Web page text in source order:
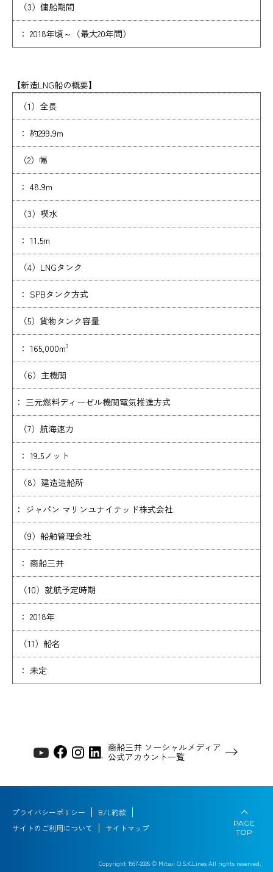
（3）傭船期間
： 2018年頃～（最大20年間）
【新造LNG船の概要】
（1）全長
： 約299.9m
（2）幅
： 48.9m
（3）喫水
： 11.5m
（4）LNGタンク
： SPBタンク方式
（5）貨物タンク容量
： 165,000m3
（6）主機関
： 三元燃料ディーゼル機関電気推進方式
（7）航海速力
： 19.5ノット
（8）建造造船所
： ジャパン マリンユナイテッド株式会社
（9）船舶管理会社
： 商船三井
（10）就航予定時期
： 2018年
（11）船名
： 未定
商船三井 ソーシャルメディア
公式アカウント一覧
プライバシーポリシー
B/L約款
サイトのご利用について
サイトマップ
Copyright 1997-2026 © Mitsui O.S.K.Lines All rights reserved.
PAGE
TOP